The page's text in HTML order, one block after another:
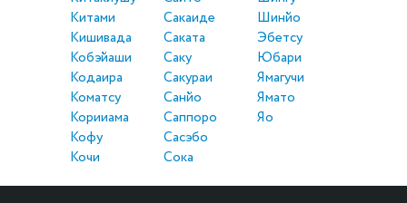
Китами
Кишивада
Кобэйаши
Кодаира
Коматсу
Корииама
Кофу
Кочи
Сакаиде
Саката
Саку
Сакураи
Санйо
Саппоро
Сасэбо
Сока
Шинйо
Эбетсу
Юбари
Ямагучи
Ямато
Яо